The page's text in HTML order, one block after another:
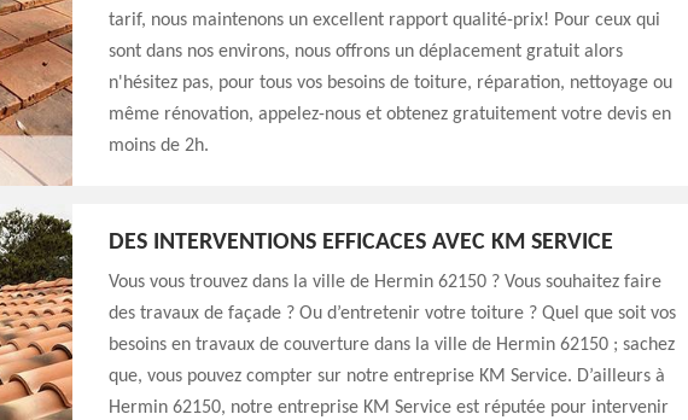
tarif, nous maintenons un excellent rapport qualité-prix! Pour ceux qui
sont dans nos environs, nous offrons un déplacement gratuit alors
n'hésitez pas, pour tous vos besoins de toiture, réparation, nettoyage ou
même rénovation, appelez-nous et obtenez gratuitement votre devis en
moins de 2h.
DES INTERVENTIONS EFFICACES AVEC KM SERVICE
Vous vous trouvez dans la ville de Hermin 62150 ? Vous souhaitez faire
des travaux de façade ? Ou d’entretenir votre toiture ? Quel que soit vos
besoins en travaux de couverture dans la ville de Hermin 62150 ; sachez
que, vous pouvez compter sur notre entreprise KM Service. D’ailleurs à
Hermin 62150, notre entreprise KM Service est réputée pour intervenir